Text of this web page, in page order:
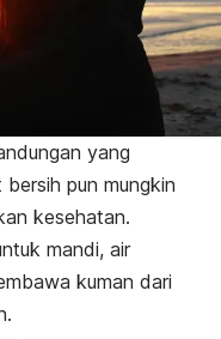
yang
pun mungkin
kesehatan.
mandi, air
kuman dari